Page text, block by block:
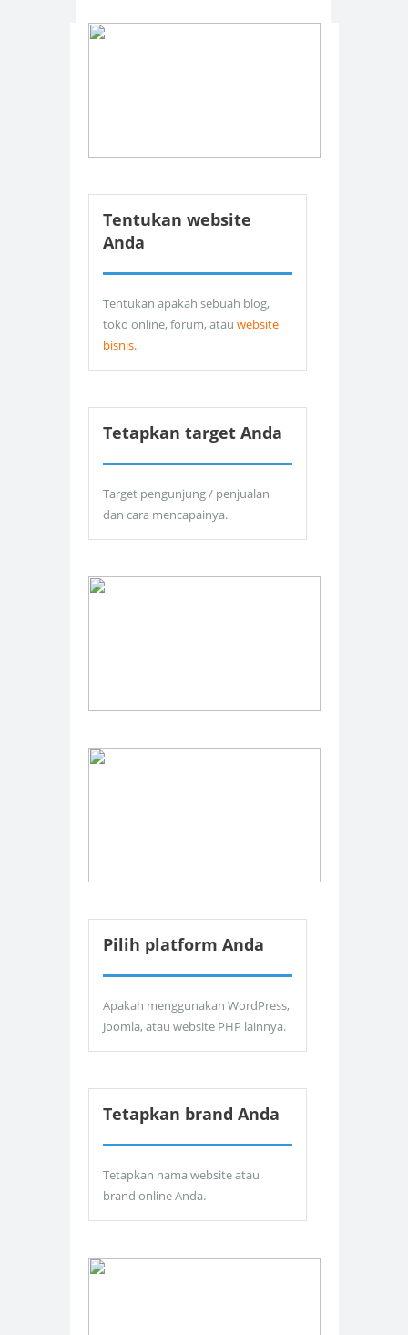
Tentukan website
Anda
Tentukan apakah sebuah blog,
toko online, forum, atau website
bisnis.
Tetapkan target Anda
Target pengunjung / penjualan
dan cara mencapainya.
Pilih platform Anda
Apakah menggunakan WordPress,
Joomla, atau website PHP lainnya.
Tetapkan brand Anda
Tetapkan nama website atau
brand online Anda.